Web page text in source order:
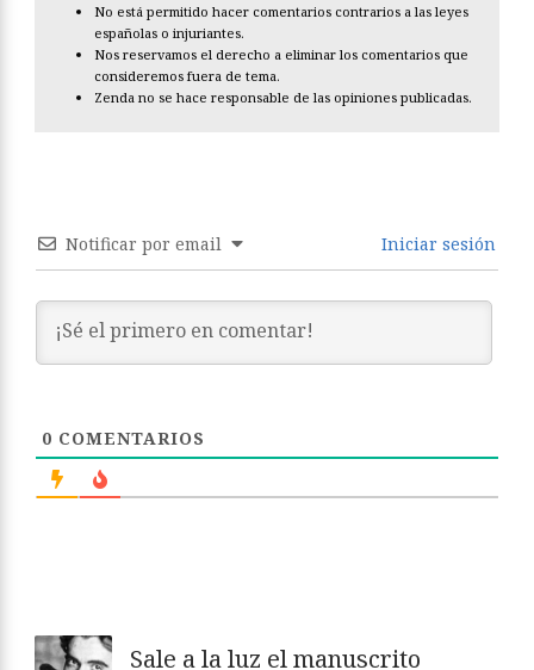
No está permitido hacer comentarios contrarios a las leyes
españolas o injuriantes.
Nos reservamos el derecho a eliminar los comentarios que
consideremos fuera de tema.
Zenda no se hace responsable de las opiniones publicadas.
Notificar por email Iniciar sesión
0 COMENTARIOS
Sale a la luz el manuscrito